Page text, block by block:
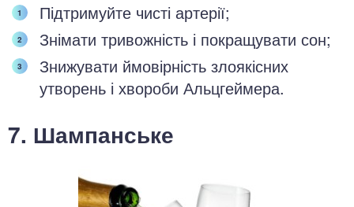
Підтримуйте чисті артерії;
Знімати тривожність і покращувати сон;
Знижувати ймовірність злоякісних
утворень і хвороби Альцгеймера.
7. Шампанське